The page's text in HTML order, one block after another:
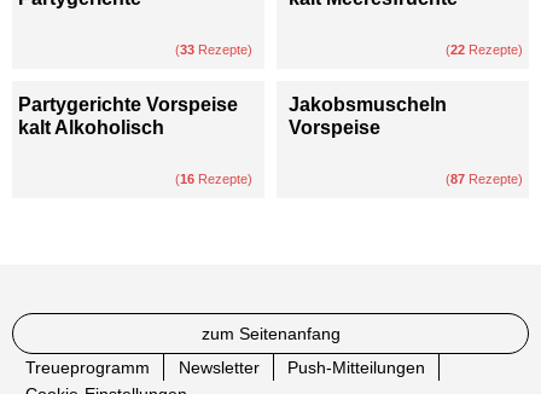
(33 Rezepte) (22 Rezepte)
Partygerichte Vorspeise
kalt Alkoholisch
(16 Rezepte)
Jakobsmuscheln
Vorspeise
(87 Rezepte)
zum Seitenanfang
Treueprogramm
Newsletter
Push-Mitteilungen